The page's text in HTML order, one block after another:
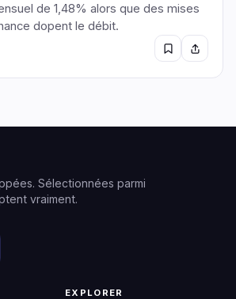
de 1,48% alors que des mises
dopent le débit.
Sélectionnées parmi
vraiment.
EXPLORER